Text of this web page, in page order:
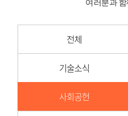
전체
기술소식
사회공헌